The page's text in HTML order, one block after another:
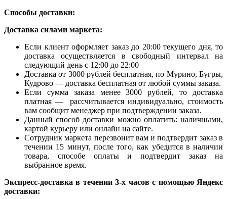
Способы доставки:
Доставка силами маркета:
Если клиент оформляет заказ до 20:00 текущего дня, то
доставка осуществляется в свободный интервал на
следующий день с 12:00 до 22:00
Доставка от 3000 рублей бесплатная, по Мурино, Бугры,
Кудрово — доставка бесплатная от любой суммы заказа.
Если сумма заказа менее 3000 рублей, то доставка
платная — рассчитывается индивидуально, стоимость
вам сообщит менеджер при подтверждении заказа.
Данный способ доставки можно оплатить: наличными,
картой курьеру или онлайн на сайте.
Сотрудник маркета перезвонит вам и подтвердит заказ в
течении 15 минут, после того, как убедится в наличии
товара, способе оплаты и подтвердит заказ на
выбранное время.
Экспресс-доставка в течении 3-х часов с помощью Яндекс
доставки: